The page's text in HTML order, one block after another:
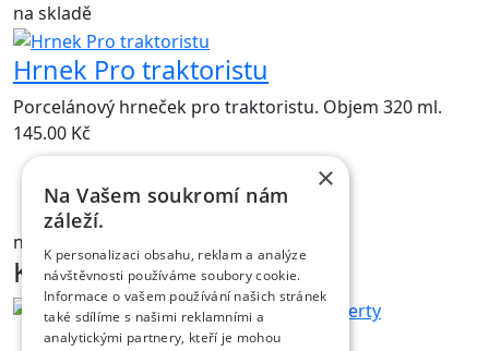
na skladě
Hrnek Pro traktoristu
Porcelánový hrneček pro traktoristu. Objem 320 ml.
145.00 Kč
NÁHLED
na skladě
Kontakt
×
Na Vašem soukromí nám
záleží.
K personalizaci obsahu, reklam a analýze
návštěvnosti používáme soubory cookie.
Informace o vašem používání našich stránek
také sdílíme s našimi reklamními a
analytickými partnery, kteří je mohou